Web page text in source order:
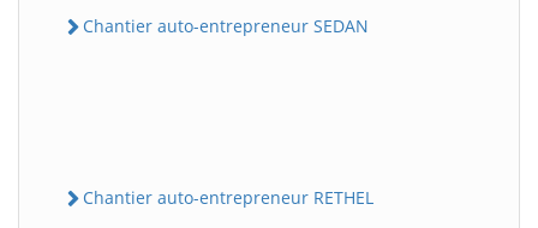
Chantier auto-entrepreneur SEDAN
Chantier auto-entrepreneur RETHEL